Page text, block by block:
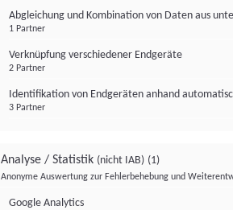
Abgleichung und Kombination von Daten aus
1 Partner
Verknüpfung verschiedener Endgeräte
2 Partner
Identifikation von Endgeräten anhand
3 Partner
Analyse / Statistik (nicht IAB) (1)
Anonyme Auswertung zur Fehlerbehebung und
Google Analytics